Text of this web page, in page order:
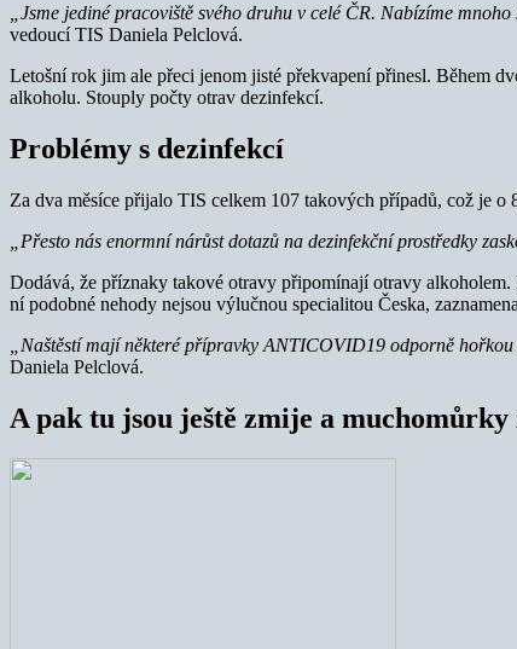
„Jsme jediné pracoviště svého druhu v celé ČR. Nabízíme
vedoucí TIS Daniela Pelclová.
Letošní rok jim ale přeci jenom jisté překvapení přinesl. Během
alkoholu. Stouply počty otrav dezinfekcí.
Problémy s dezinfekcí
Za dva měsíce přijalo TIS celkem 107 takových případů, což je
„Přesto nás enormní nárůst dotazů na dezinfekční prostředky
Dodává, že příznaky takové otravy připomínají otravy
ní podobné nehody nejsou výlučnou specialitou Česka,
„Naštěstí mají některé přípravky ANTICOVID19 odporně
Daniela Pelclová.
A pak tu jsou ještě zmije a muchomůrky